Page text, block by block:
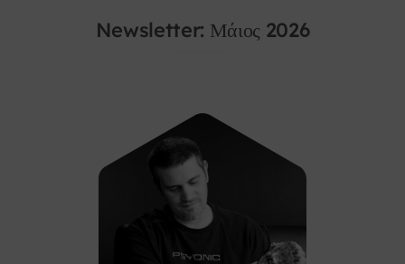
Newsletter: Μάιος 2026